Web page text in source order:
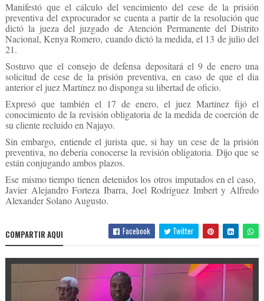
Manifestó que el cálculo del vencimiento del cese de la prisión
preventiva del exprocurador se cuenta a partir de la resolución que
dictó la jueza del juzgado de Atención Permanente del Distrito
Nacional, Kenya Romero, cuando dictó la medida, el 13 de julio del
21.
Sostuvo que el consejo de defensa depositará el 9 de enero una
solicitud de cese de la prisión preventiva, en caso de que el dia
anterior el juez Martínez no disponga su libertad de oficio.
Expresó que también el 17 de enero, el juez Martínez fijó el
conocimiento de la revisión obligatoria de la medida de coerción de
su cliente recluido en Najayo.
Sin embargo, entiende el jurista que, si hay un cese de la prisión
preventiva, no debería conocerse la revisión obligatoria. Dijo que se
están conjugando ambos plazos.
Ese mismo tiempo tienen detenidos los otros imputados en el caso,
Javier Alejandro Forteza Ibarra, Joel Rodríguez Imbert y Alfredo
Alexander Solano Augusto.
COMPARTIR AQUI Facebook Twitter